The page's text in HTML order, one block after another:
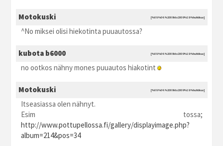
Motokuski [%09.%04.%2009 kto2009 %19:%huhtikuu]
^No miksei olisi hiekotinta puuautossa?
kubota b6000 [%09.%04.%2009 kto2009 %19:%huhtikuu]
no ootkos nähny mones puuautos hiakotint
Motokuski [%09.%04.%2009 kto2009 %19:%huhtikuu]
Itseasiassa olen nähnyt.
Esim tossa;
http://www.pottupellossa.fi/gallery/displayimage.php?
album=214&pos=34